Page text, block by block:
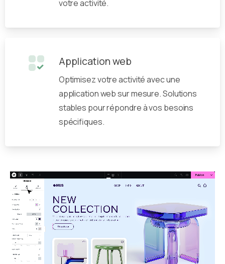
votre activité.
Application web
Optimisez votre activité avec une
application web sur mesure. Solutions
stables pour répondre à vos besoins
spécifiques.